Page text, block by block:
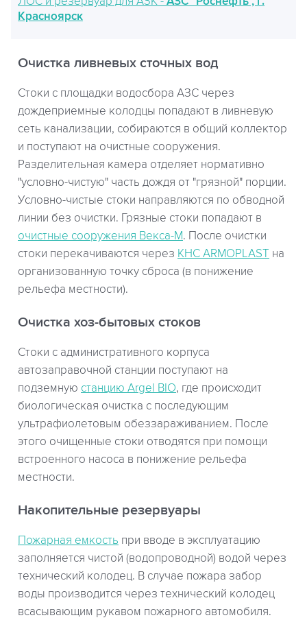
Красноярск
Очистка ливневых сточных вод
Стоки с площадки водосбора АЗС через
дождеприемные колодцы попадают в ливневую
сеть канализации, собираются в общий коллектор
и поступают на очистные сооружения.
Разделительная камера отделяет нормативно
"условно-чистую" часть дождя от "грязной" порции.
Условно-чистые стоки направляются по обводной
линии без очистки. Грязные стоки попадают в
очистные сооружения Векса-М. После очистки
стоки перекачиваются через КНС ARMOPLAST на
организованную точку сброса (в понижение
рельефа местности).
Очистка хоз-бытовых стоков
Стоки с административного корпуса
автозаправочной станции поступают на
подземную станцию Argel BIO, где происходит
биологическая очистка с последующим
ультрафиолетовым обеззараживанием. После
этого очищенные стоки отводятся при помощи
встроенного насоса в понижение рельефа
местности.
Накопительные резервуары
Пожарная емкость при вводе в эксплуатацию
заполняется чистой (водопроводной) водой через
технический колодец. В случае пожара забор
воды производится через технический колодец
всасывающим рукавом пожарного автомобиля.